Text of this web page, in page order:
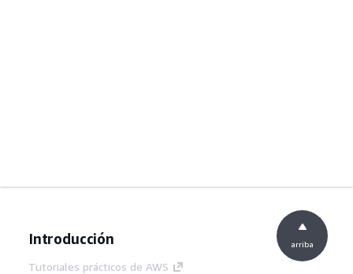
Introducción
Tutoriales prácticos de AWS
arriba